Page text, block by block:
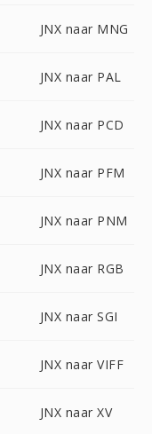
JNX naar MNG
JNX naar PAL
JNX naar PCD
JNX naar PFM
JNX naar PNM
JNX naar RGB
JNX naar SGI
JNX naar VIFF
JNX naar XV